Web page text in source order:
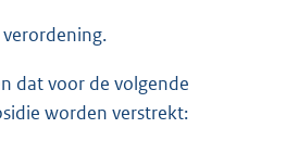
dat voor de volgende
worden verstrekt: